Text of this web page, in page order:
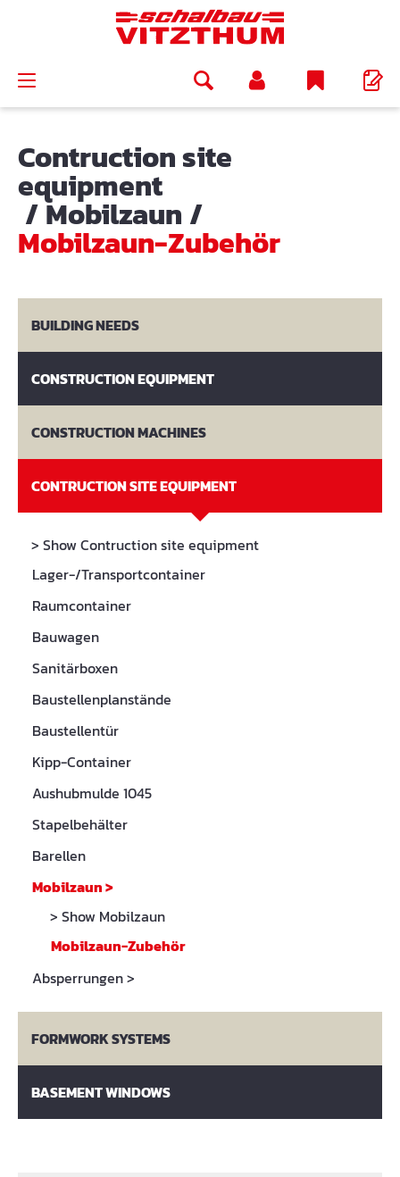
Contruction site
equipment
/Mobilzaun /
Mobilzaun-Zubehör
BUILDING NEEDS
CONSTRUCTION EQUIPMENT
CONSTRUCTION MACHINES
CONTRUCTION SITE EQUIPMENT
> Show Contruction site equipment
Lager-/Transportcontainer
Raumcontainer
Bauwagen
Sanitärboxen
Baustellenplanstände
Baustellentür
Kipp-Container
Aushubmulde 1045
Stapelbehälter
Barellen
Mobilzaun>
> Show Mobilzaun
Mobilzaun-Zubehör
Absperrungen>
FORMWORK SYSTEMS
BASEMENT WINDOWS